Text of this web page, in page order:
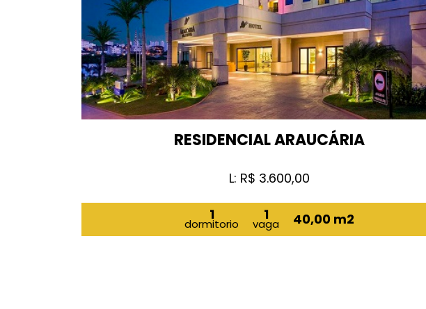
RESIDENCIAL ARAUCÁRIA
L: R$ 3.600,00
1
dormitorio
1
vaga 40,00 m2